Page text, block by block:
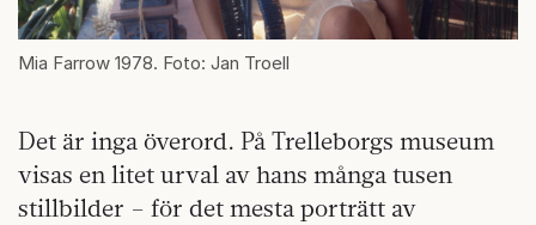
Mia Farrow 1978. Foto: Jan Troell
Det är inga överord. På Trelleborgs museum
visas en litet urval av hans många tusen
stillbilder – för det mesta porträtt av